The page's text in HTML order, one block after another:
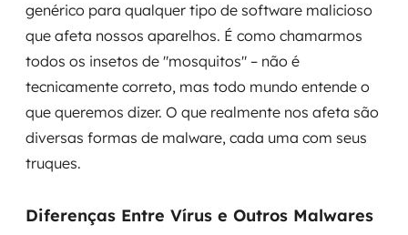
genérico para qualquer tipo de software malicioso
que afeta nossos aparelhos. É como chamarmos
todos os insetos de "mosquitos" – não é
tecnicamente correto, mas todo mundo entende o
que queremos dizer. O que realmente nos afeta são
diversas formas de malware, cada uma com seus
truques.
Diferenças Entre Vírus e Outros Malwares